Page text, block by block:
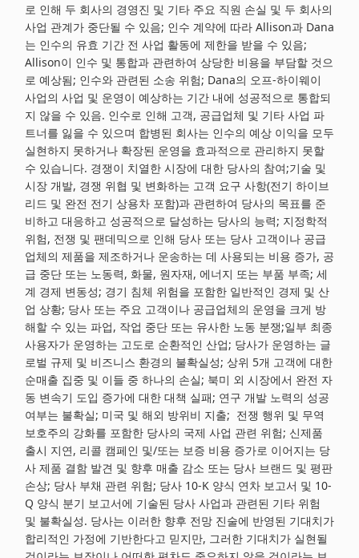
로 인해 두 회사의 경영진 및 기타 주요 직원 손실 및 두 회사의
사업 관계가 중단될 수 있음; 인수 계약에 따라 Allison과 Dana
는 인수의 유효 기간 전 사업 활동에 제한을 받을 수 있음;
Allison이 인수 및 통합과 관련하여 상당한 비용을 부담할 것으
로 예상됨; 인수와 관련된 소송 위험; Dana의 오프-하이웨이
사업의 사업 및 운영이 예상하는 기간 내에 성공적으로 통합되
지 않을 수 있음. 인수로 인해 고객, 공급업체 및 기타 사업 파
트너를 잃을 수 있으며 합병된 회사는 인수의 예상 이익을 모두
실현하지 못하거나 확장된 운영을 효과적으로 관리하지 못할
수 있습니다. 경쟁이 치열한 시장에 대한 당사의 참여;기술 및
시장 개발, 경쟁 위협 및 변화하는 고객 요구 사항(전기 하이브
리드 및 완전 전기 상용차 포함)과 관련하여 당사의 목표를 준
비하고 대응하고 성공적으로 달성하는 당사의 능력; 지정학적
위험, 전쟁 및 팬데믹으로 인해 당사 또는 당사 고객이나 공급
업체의 제품을 제조하거나 운송하는 데 사용되는 비용 증가, 공
급 중단 또는 노동력, 화물, 원자재, 에너지 또는 부품 부족; 세
계 경제 변동성; 경기 침체 위험을 포함한 일반적인 경제 및 산
업 상황; 당사 또는 주요 고객이나 공급업체의 운영을 크게 방
해할 수 있는 파업, 작업 중단 또는 유사한 노동 분쟁;일부 최종
사용자가 운영하는 고도로 순환적인 산업; 당사가 운영하는 글
로벌 규제 및 비즈니스 환경의 불확실성; 상위 5개 고객에 대한
순매출 집중 및 이들 중 하나의 손실; 북미 외 시장에서 완전 자
동 변속기 도입 증가에 대한 대책 실패; 연구 개발 노력의 성공
여부는 불확실; 미국 및 해외 방위비 지출; 전쟁 행위 및 무역
보호주의 강화를 포함한 당사의 국제 사업 관련 위험; 신제품
출시 지연, 리콜 캠페인 및/또는 보증 비용 증가로 이어지는 당
사 제품 결함 발견 및 향후 매출 감소 또는 당사 브랜드 및 평판
손상; 당사 부채 관련 위험; 당사 10-K 양식 연차 보고서 및 10-
Q 양식 분기 보고서에 기술된 당사 사업과 관련된 기타 위험
및 불확실성. 당사는 이러한 향후 전망 진술에 반영된 기대치가
합리적인 가정에 기반한다고 믿지만, 그러한 기대치가 실현될